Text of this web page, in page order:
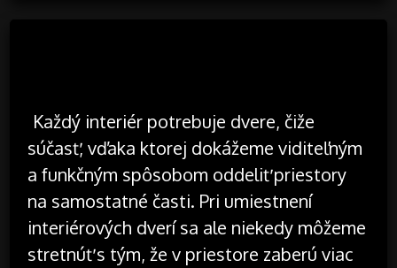
Každý interiér potrebuje dvere, čiže
súčasť, vďaka ktorej dokážeme viditeľným
a funkčným spôsobom oddeliť priestory
na samostatné časti. Pri umiestnení
interiérových dverí sa ale niekedy môžeme
stretnúť s tým, že v priestore zaberú viac